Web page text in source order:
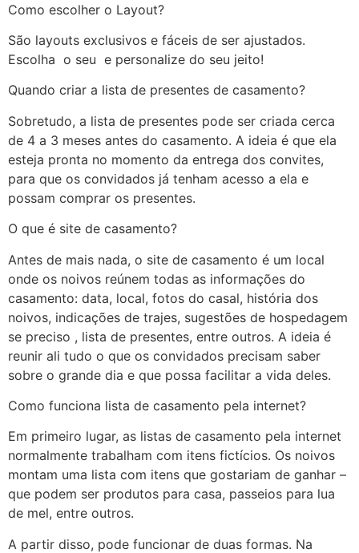
Como escolher o Layout?
São layouts exclusivos e fáceis de ser ajustados.
Escolha o seu e personalize do seu jeito!
Quando criar a lista de presentes de casamento?
Sobretudo, a lista de presentes pode ser criada cerca
de 4 a 3 meses antes do casamento. A ideia é que ela
esteja pronta no momento da entrega dos convites,
para que os convidados já tenham acesso a ela e
possam comprar os presentes.
O que é site de casamento?
Antes de mais nada, o site de casamento é um local
onde os noivos reúnem todas as informações do
casamento: data, local, fotos do casal, história dos
noivos, indicações de trajes, sugestões de hospedagem
se preciso , lista de presentes, entre outros. A ideia é
reunir ali tudo o que os convidados precisam saber
sobre o grande dia e que possa facilitar a vida deles.
Como funciona lista de casamento pela internet?
Em primeiro lugar, as listas de casamento pela internet
normalmente trabalham com itens fictícios. Os noivos
montam uma lista com itens que gostariam de ganhar –
que podem ser produtos para casa, passeios para lua
de mel, entre outros.
A partir disso, pode funcionar de duas formas. Na